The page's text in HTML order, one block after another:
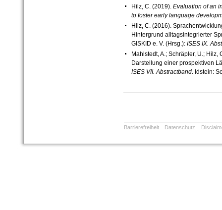
Hilz, C. (2019). Evaluation of an
to foster early language
Hilz, C. (2016).
Hintergrund alltagsintegrierter
GISKID e. V. (Hrsg.): ISES IX.
Mahlstedt, A.; Schräpler, U.;
Darstellung einer prospektiven
ISES VII. Abstractband. Idstein:
Barrierefreiheit Datenschutz